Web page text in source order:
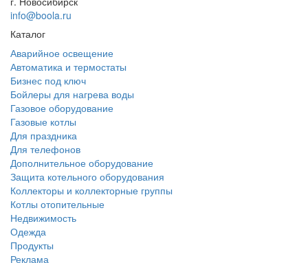
info@boola.ru
Каталог
Аварийное освещение
Автоматика и термостаты
Бизнес под ключ
Бойлеры для нагрева воды
Газовое оборудование
Газовые котлы
Для праздника
Для телефонов
Дополнительное оборудование
Защита котельного оборудования
Коллекторы и коллекторные группы
Котлы отопительные
Недвижимость
Одежда
Продукты
Реклама